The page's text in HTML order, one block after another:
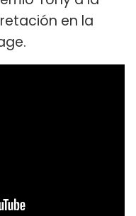
en la